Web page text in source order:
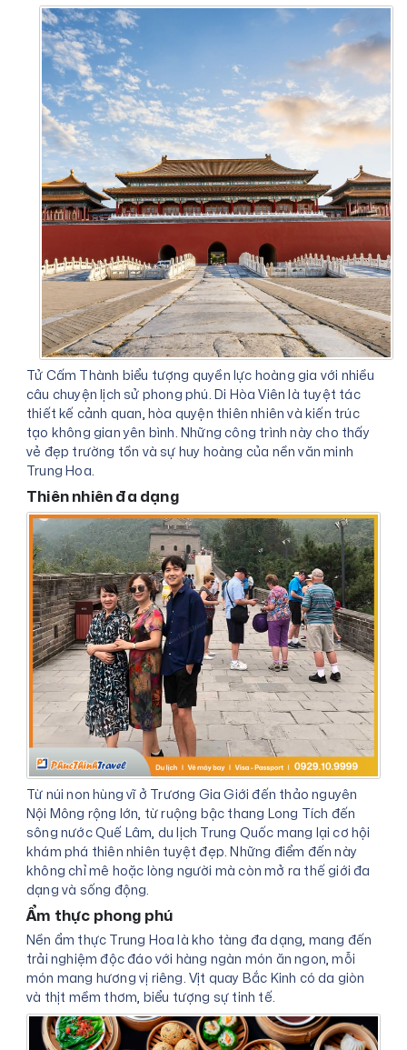
Tử Cấm Thành biểu tượng quyền lực hoàng gia với nhiều
câu chuyện lịch sử phong phú. Di Hòa Viên là tuyệt tác
thiết kế cảnh quan, hòa quyện thiên nhiên và kiến trúc
tạo không gian yên bình. Những công trình này cho thấy
vẻ đẹp trường tồn và sự huy hoàng của nền văn minh
Trung Hoa.
Thiên nhiên đa dạng
Từ núi non hùng vĩ ở Trương Gia Giới đến thảo nguyên
Nội Mông rộng lớn, từ ruộng bậc thang Long Tích đến
sông nước Quế Lâm, du lịch Trung Quốc mang lại cơ hội
khám phá thiên nhiên tuyệt đẹp. Những điểm đến này
không chỉ mê hoặc lòng người mà còn mở ra thế giới đa
dạng và sống động.
Ẩm thực phong phú
Nền ẩm thực Trung Hoa là kho tàng đa dạng, mang đến
trải nghiệm độc đáo với hàng ngàn món ăn ngon, mỗi
món mang hương vị riêng. Vịt quay Bắc Kinh có da giòn
và thịt mềm thơm, biểu tượng sự tinh tế.